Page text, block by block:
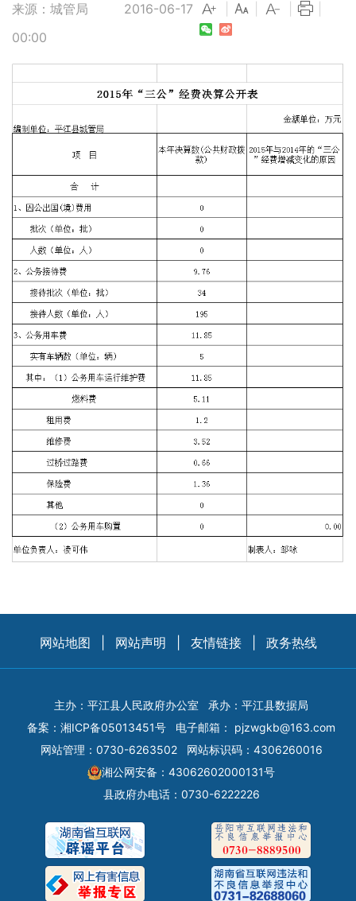
来源：城管局
2016-06-17
00:00
网站地图 网站声明 友情链接 政务热线
主办：平江县人民政府办公室
承办：平江县数据局
备案： 湘ICP备05013451号 电子邮箱： pjzwgkb@163.com
网站管理：0730-6263502
网站标识码：4306260016
湘公网安备：43062602000131号
县政府办电话：0730-6222226